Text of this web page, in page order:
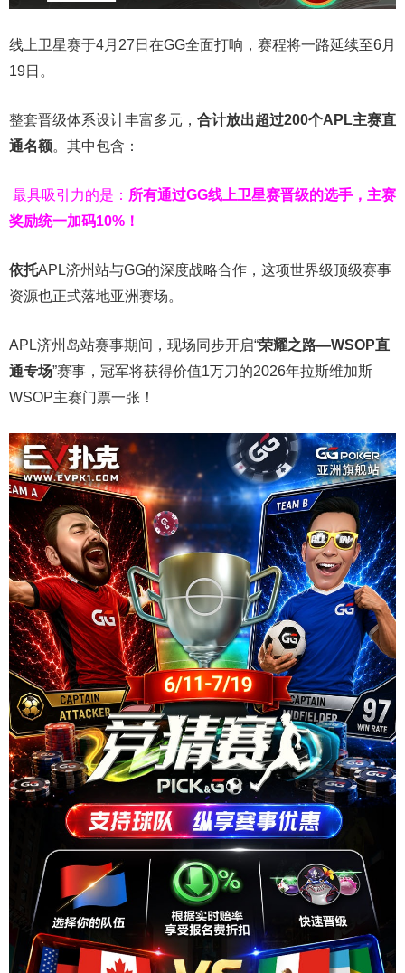
线上卫星赛于4月27日在GG全面打响，赛程将一路延续至6月
19日。
整套晋级体系设计丰富多元， 合计放出超过200个APL主赛直
通名额。其中包含：
最具吸引力的是： 所有通过GG线上卫星赛晋级的选手，主赛
奖励统一加码10% ！
依托APL济州站与GG的深度战略合作，这项世界级顶级赛事
资源也正式落地亚洲赛场。
APL济州岛站赛事期间，现场同步开启“荣耀之路—WSOP直
通专场”赛事，冠军将获得价值1万刀的2026年拉斯维加斯
WSOP主赛门票一张！